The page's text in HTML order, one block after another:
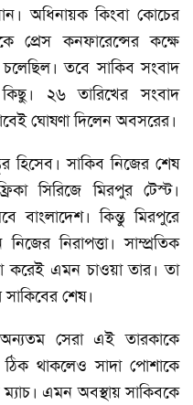
অধিনায়ক কিংবা কোচের
প্রেস কনফারেন্সের কক্ষে
তবে সাকিব সংবাদ
২৬ তারিখের সংবাদ
ঘোষণা দিলেন অবসরের।
হিসেব। সাকিব নিজের শেষ
সিরিজে মিরপুর টেস্ট।
বাংলাদেশ। কিন্তু মিরপুরে
নিরাপত্তা। সাম্প্রতিক
করেই এমন চাওয়া তার। তা
শেষ।
অন্যতম সেরা এই তারকাকে
থাকলেও সাদা পোশাকে
এমন অবস্থায় সাকিবকে